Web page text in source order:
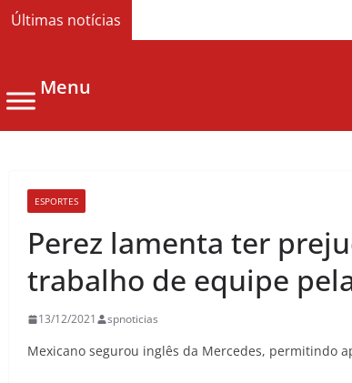
Últimas notícias
Menu
ESPORTES
Perez lamenta ter
trabalho de equipe
13/12/2021 spnoticias
Mexicano segurou inglês da Mercedes, permitindo